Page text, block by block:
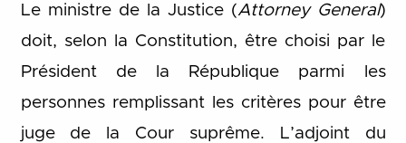
Le ministre de la Justice (Attorney General)
doit, selon la Constitution, être choisi par le
Président de la République parmi les
personnes remplissant les critères pour être
juge de la Cour suprême. L’adjoint du